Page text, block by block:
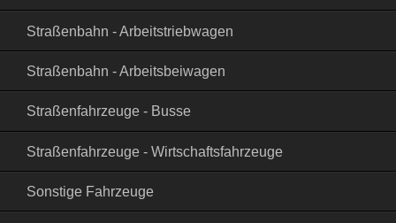
Straßenbahn - Arbeitstriebwagen
Straßenbahn - Arbeitsbeiwagen
Straßenfahrzeuge - Busse
Straßenfahrzeuge - Wirtschaftsfahrzeuge
Sonstige Fahrzeuge